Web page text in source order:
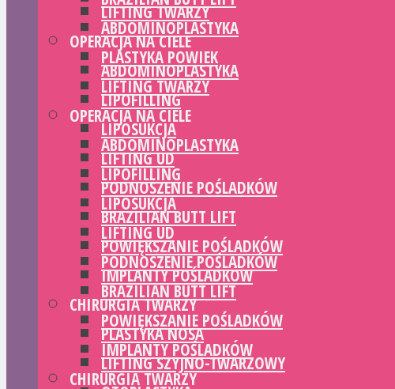
LIFTING TWARZY
OPERACJA NA CIELE
ABDOMINOPLASTYKA
LIPOFILLING
LIPOSUKCJA
LIFTING UD
PODNOSZENIE POŚLADKÓW
BRAZILIAN BUTT LIFT
POWIĘKSZANIE POŚLADKÓW
IMPLANTY POŚLADKÓW
CHIRURGIA TWARZY
PLASTYKA NOSA
LIFTING SZYJNO-TWARZOWY
ABDOMINOPLASTYKA
PLASTYKA POWIEK
LIFTING TWARZY
OPERACJA NA CIELE
ABDOMINOPLASTYKA
LIPOFILLING
LIPOSUKCJA
LIFTING UD
PODNOSZENIE POŚLADKÓW
BRAZILIAN BUTT LIFT
POWIĘKSZANIE POŚLADKÓW
IMPLANTY POŚLADKÓW
CHIRURGIA TWARZY